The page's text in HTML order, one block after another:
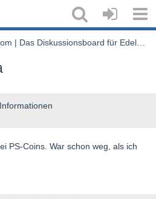
Diskussionsboard für Edelmetalle & Rohstoffe
PS-Coins. War schon weg, als ich